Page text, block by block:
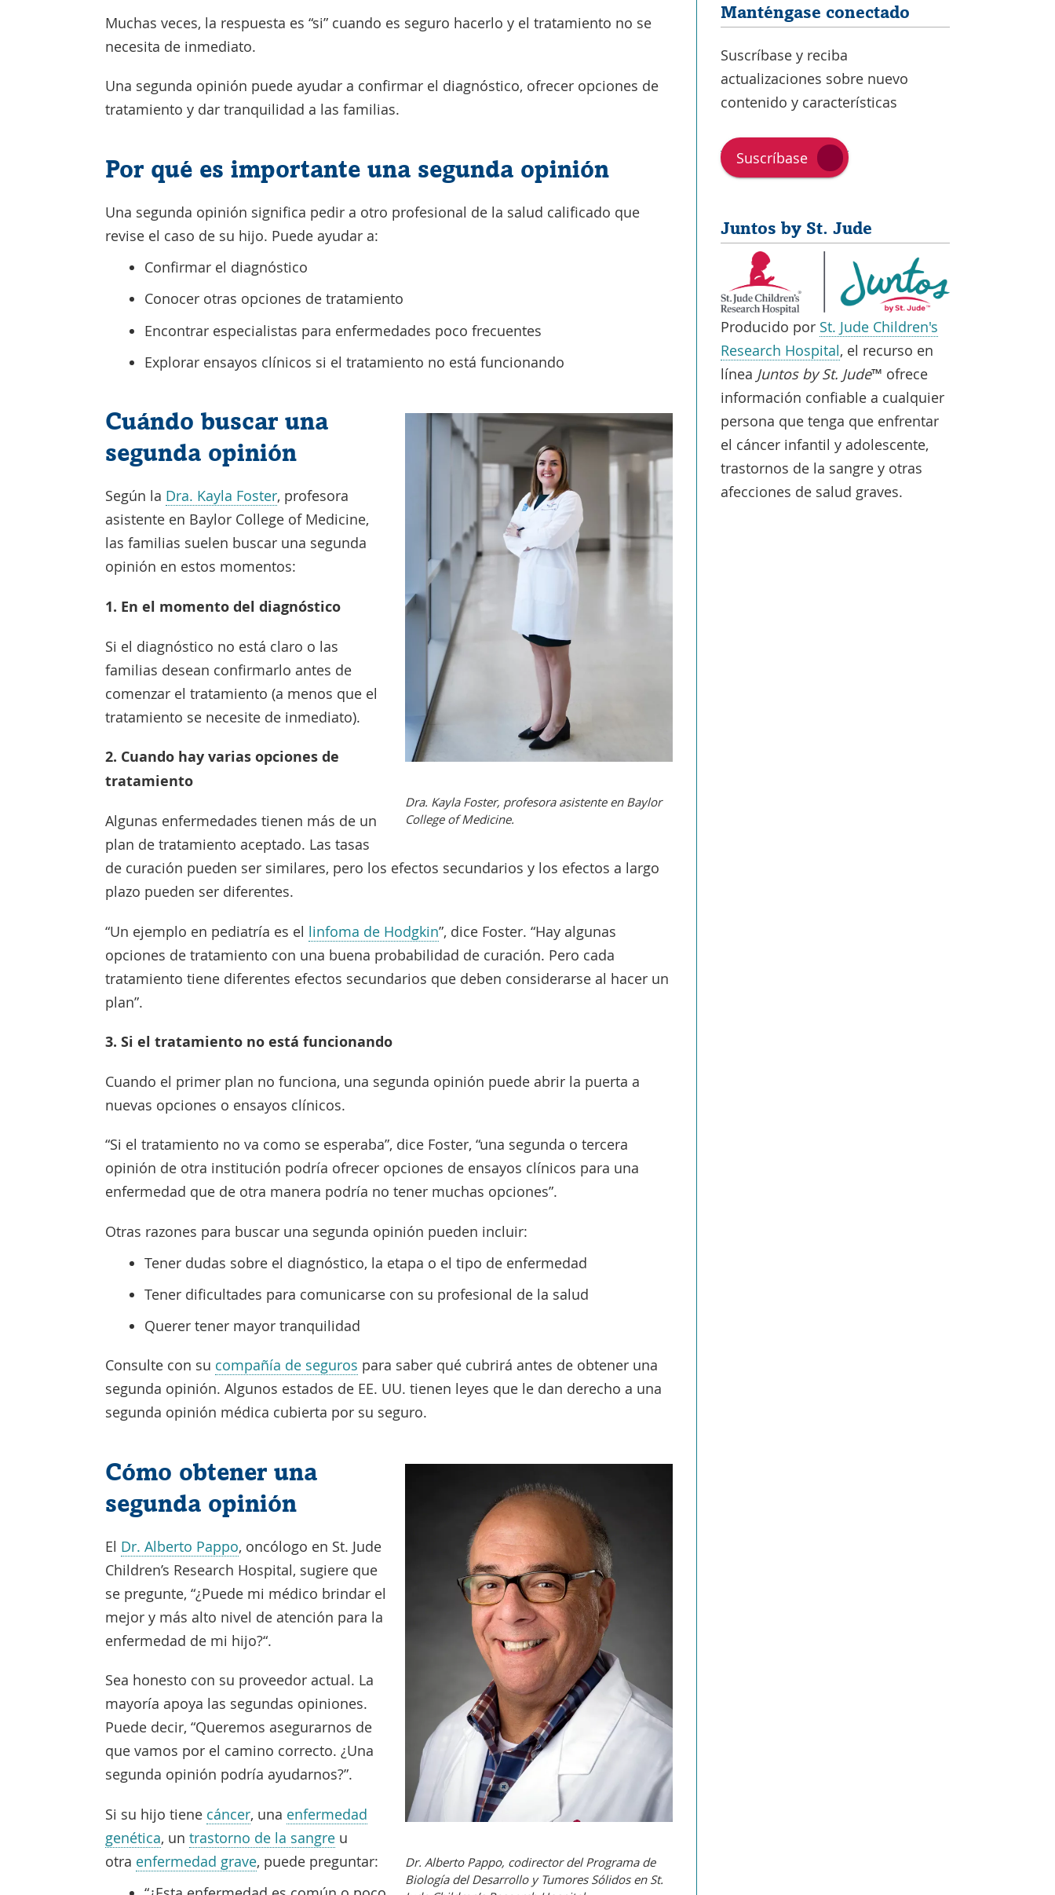
Muchas veces, la respuesta es “si” cuando es seguro hacerlo y el tratamiento no se
necesita de inmediato.
Una segunda opinión puede ayudar a confirmar el diagnóstico, ofrecer opciones de
tratamiento y dar tranquilidad a las familias.
Por qué es importante una segunda opinión
Una segunda opinión significa pedir a otro profesional de la salud calificado que
revise el caso de su hijo. Puede ayudar a:
Confirmar el diagnóstico
Conocer otras opciones de tratamiento
Encontrar especialistas para enfermedades poco frecuentes
Explorar ensayos clínicos si el tratamiento no está funcionando
Dra. Kayla Foster, profesora asistente en Baylor
College of Medicine.
Cuándo buscar una
segunda opinión
Según la Dra. Kayla FosterEnlace
se
abre
en
nueva
ventana
, profesora
asistente en Baylor College of Medicine,
las familias suelen buscar una segunda
opinión en estos momentos:
1. En el momento del diagnóstico
Si el diagnóstico no está claro o las
familias desean confirmarlo antes de
comenzar el tratamiento (a menos que el
tratamiento se necesite de inmediato).
2. Cuando hay varias opciones de
tratamiento
Algunas enfermedades tienen más de un
plan de tratamiento aceptado. Las tasas
de curación pueden ser similares, pero los efectos secundarios y los efectos a largo
plazo pueden ser diferentes.
“Un ejemplo en pediatría es el linfoma de Hodgkin”, dice Foster. “Hay algunas
opciones de tratamiento con una buena probabilidad de curación. Pero cada
tratamiento tiene diferentes efectos secundarios que deben considerarse al hacer un
plan”.
3. Si el tratamiento no está funcionando
Cuando el primer plan no funciona, una segunda opinión puede abrir la puerta a
nuevas opciones o ensayos clínicos.
“Si el tratamiento no va como se esperaba”, dice Foster, “una segunda o tercera
opinión de otra institución podría ofrecer opciones de ensayos clínicos para una
enfermedad que de otra manera podría no tener muchas opciones”.
Otras razones para buscar una segunda opinión pueden incluir:
Tener dudas sobre el diagnóstico, la etapa o el tipo de enfermedad
Tener dificultades para comunicarse con su profesional de la salud
Querer tener mayor tranquilidad
Consulte con su compañía de seguros para saber qué cubrirá antes de obtener una
segunda opinión. Algunos estados de EE. UU. tienen leyes que le dan derecho a una
segunda opinión médica cubierta por su seguro.
Dr. Alberto Pappo, codirector del Programa de
Biología del Desarrollo y Tumores Sólidos en St.
Cómo obtener una
segunda opinión
El Dr. Alberto PappoEnlace
se
abre
en
una
ventana
, oncólogo en St. Jude
Children’s Research Hospital, sugiere que
se pregunte, “¿Puede mi médico brindar el
mejor y más alto nivel de atención para la
enfermedad de mi hijo?“.
Sea honesto con su proveedor actual. La
mayoría apoya las segundas opiniones.
Puede decir, “Queremos asegurarnos de
que vamos por el camino correcto. ¿Una
segunda opinión podría ayudarnos?”.
Si su hijo tiene cáncer, una enfermedad
genética, untrastorno de la sangre u
otra enfermedad grave, puede preguntar:
Manténgase conectado
Suscríbase y reciba
actualizaciones sobre nuevo
contenido y características
Suscríbase
Juntos by St. Jude
Producido por St. Jude Children's
Research Hospital, el recurso en
línea Juntos by St. Jude™ ofrece
información confiable a cualquier
persona que tenga que enfrentar
el cáncer infantil y adolescente,
trastornos de la sangre y otras
afecciones de salud graves.